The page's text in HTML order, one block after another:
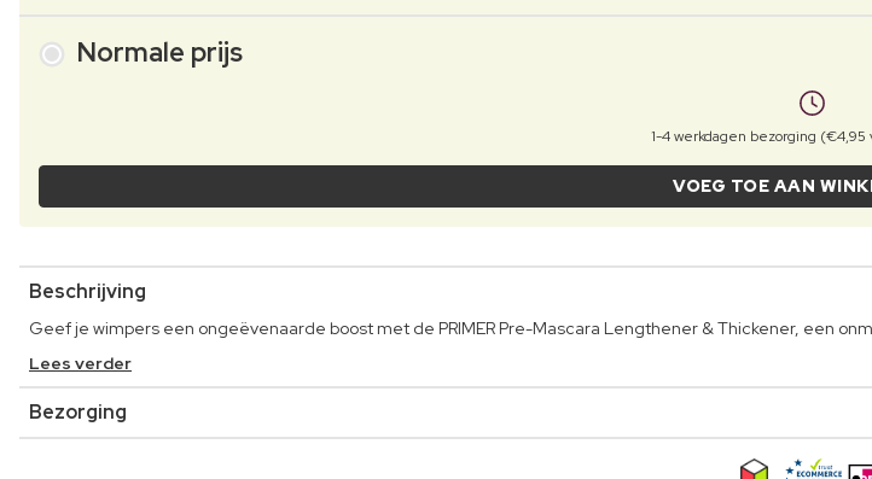
Normale prijs
1-4 werkdagen bezorging (€4,95
VOEG TOE AAN
Beschrijving
Geef je wimpers een ongeëvenaarde boost met de PRIMER Pre-Mascara Lengthener & Thickener, een
Lees verder
Bezorging